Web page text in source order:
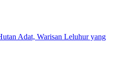
Adat, Warisan Leluhur yang